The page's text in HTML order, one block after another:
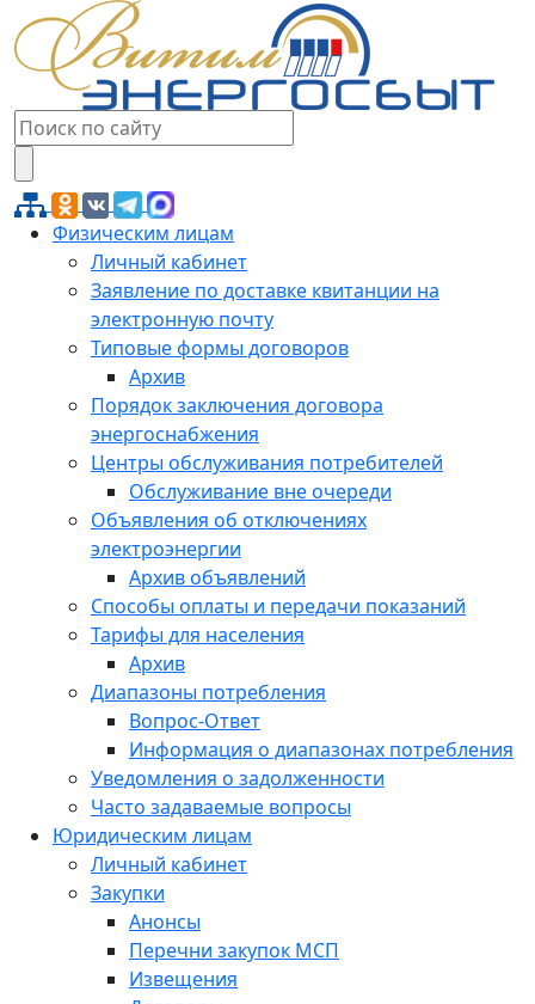
Физическим лицам
Личный кабинет
Заявление по доставке квитанции на
электронную почту
Типовые формы договоров
Архив
Порядок заключения договора
энергоснабжения
Центры обслуживания потребителей
Обслуживание вне очереди
Объявления об отключениях
электроэнергии
Архив объявлений
Способы оплаты и передачи показаний
Тарифы для населения
Архив
Диапазоны потребления
Вопрос-Ответ
Информация о диапазонах потребления
Уведомления о задолженности
Часто задаваемые вопросы
Юридическим лицам
Личный кабинет
Закупки
Анонсы
Перечни закупок МСП
Извещения